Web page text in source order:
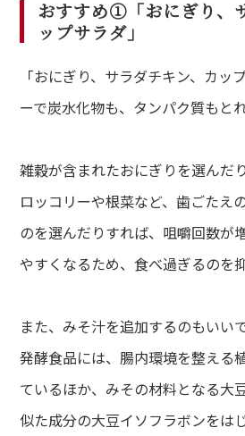
おすすめ①「おにぎり、
ップサラダ」
「おにぎり、サラダチキン、カッ
ーで炭水化物も、タンパク質もと
雑穀が含まれたおにぎりを選んだ
ロッコリーや根菜など、歯ごたえ
のを選んだりすれば、咀嚼回数が
やすくなるため、食べ過ぎるのを
また、みそ汁を追加するのもいい
発酵食品には、腸内環境を整える
ているほか、みその材料となる大
似た成分の大豆イソフラボンをは